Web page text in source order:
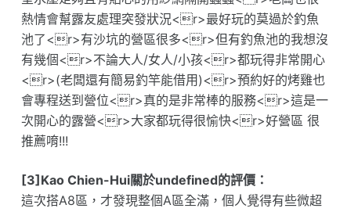
熱情會幫露友處理突發狀況<r>最好玩的莫過於釣魚
池了<r>有沙坑的營區很多<r>但有釣魚池的我想沒
有幾個<r>不論大人/女人/小孩<r>都玩得非常開心
<r>(老闆還有簡易釣竿能借用)<r>預約好的烤雞也
會專程送到營位<r>真的是非常棒的服務<r>這是一
次開心的露營<r>大家都玩得很愉快<r>好營區 很
推薦唷!!!
[3]Kao Chien-Hui關於undefined的評價：
這次搭A8區，才發現整個A區全滿，個人覺得有些微超